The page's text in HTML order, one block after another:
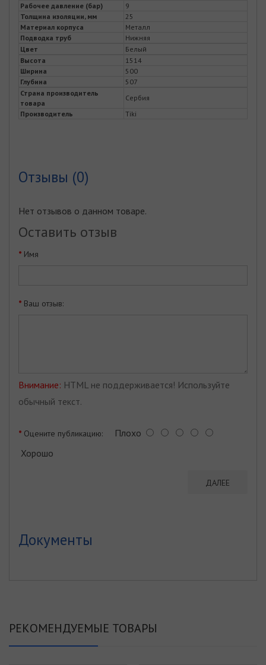
Рабочее давление (бар)
9
Толщина изоляции, мм
25
Материал корпуса
Металл
Подводка труб
Нижняя
Цвет
Белый
Высота
1514
Ширина
500
Глубина
507
Страна производитель
товара
Сербия
Производитель
Tiki
Отзывы (0)
Нет отзывов о данном товаре.
Оставить отзыв
Имя
Ваш отзыв:
Внимание: HTML не поддерживается! Используйте
обычный текст.
Оцените публикацию: Плохо
Хорошо
ДАЛЕЕ
Документы
РЕКОМЕНДУЕМЫЕ ТОВАРЫ